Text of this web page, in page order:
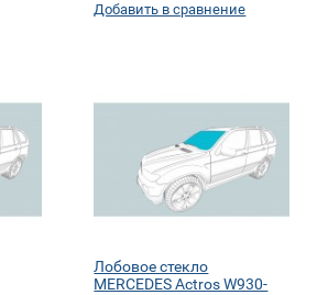
Добавить в сравнение
Лобовое стекло
MERCEDES Actros W930-